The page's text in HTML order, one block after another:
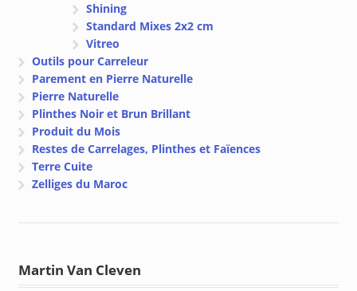
Shining
Standard Mixes 2x2 cm
Vitreo
Outils pour Carreleur
Parement en Pierre Naturelle
Pierre Naturelle
Plinthes Noir et Brun Brillant
Produit du Mois
Restes de Carrelages, Plinthes et Faïences
Terre Cuite
Zelliges du Maroc
Martin Van Cleven